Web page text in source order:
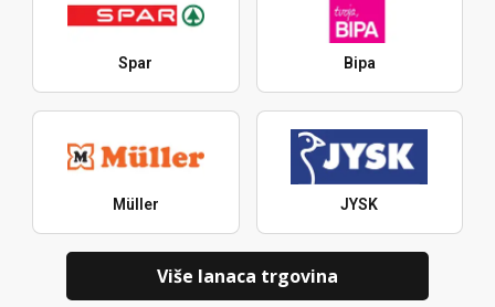
Spar Bipa
Müller JYSK
Više lanaca trgovina